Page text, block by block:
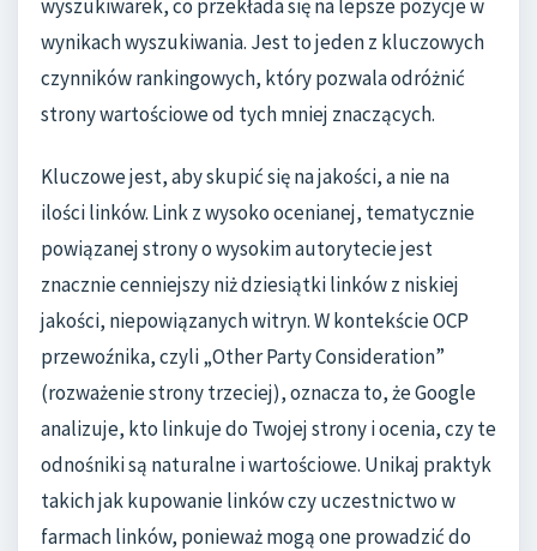
wyszukiwarek, co przekłada się na lepsze pozycje w
wynikach wyszukiwania. Jest to jeden z kluczowych
czynników rankingowych, który pozwala odróżnić
strony wartościowe od tych mniej znaczących.
Kluczowe jest, aby skupić się na jakości, a nie na
ilości linków. Link z wysoko ocenianej, tematycznie
powiązanej strony o wysokim autorytecie jest
znacznie cenniejszy niż dziesiątki linków z niskiej
jakości, niepowiązanych witryn. W kontekście OCP
przewoźnika, czyli „Other Party Consideration”
(rozważenie strony trzeciej), oznacza to, że Google
analizuje, kto linkuje do Twojej strony i ocenia, czy te
odnośniki są naturalne i wartościowe. Unikaj praktyk
takich jak kupowanie linków czy uczestnictwo w
farmach linków, ponieważ mogą one prowadzić do